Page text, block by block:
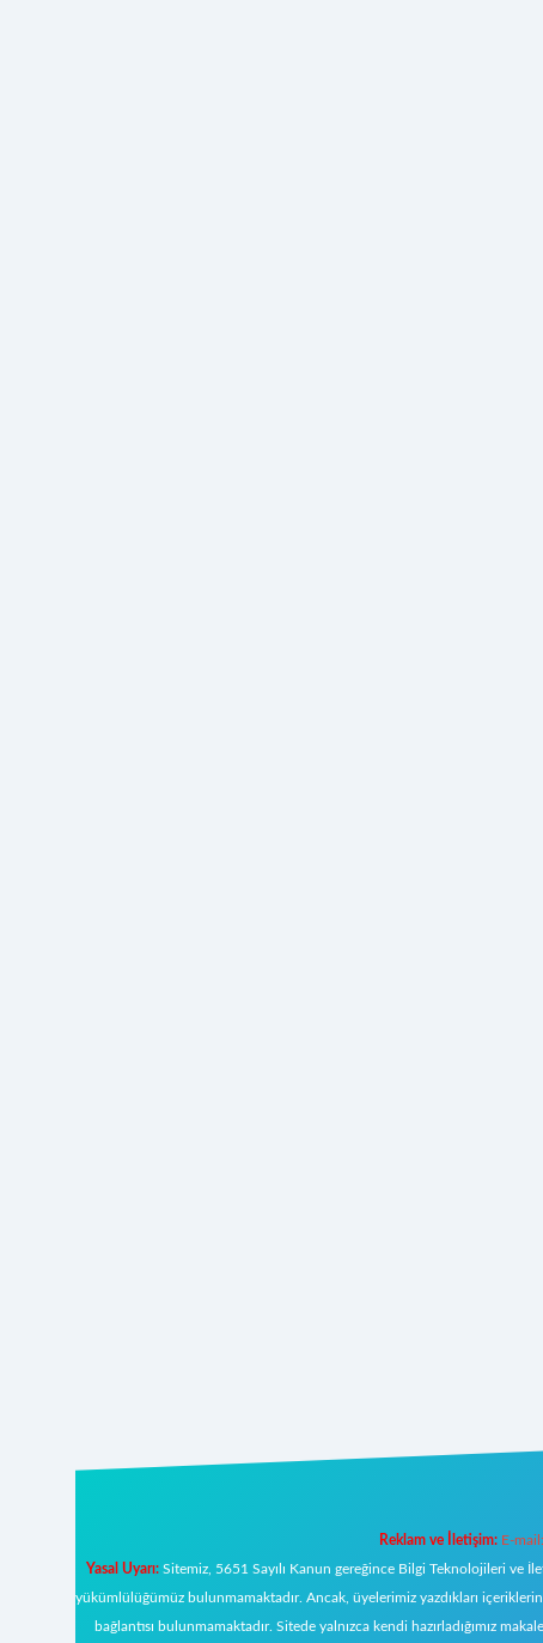
Reklam ve İletişim: E-mail:
Yasal Uyarı:Sitemiz, 5651 Sayılı Kanun gereğince Bilgi Teknolojileri ve
yükümlülüğümüz bulunmamaktadır. Ancak, üyelerimiz yazdıkları
bağlantısı bulunmamaktadır. Sitede yalnızca kendi hazırladığımız